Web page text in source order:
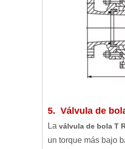
5. Válvula de
La válvula de bola T
un torque más bajo